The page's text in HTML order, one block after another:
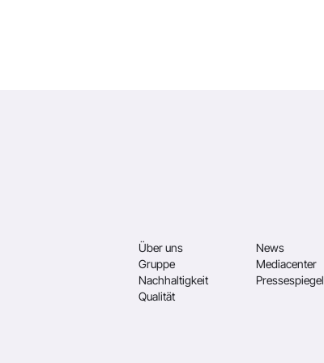
Über uns
Gruppe
Nachhaltigkeit
Qualität
News
Mediacenter
Pressespiegel